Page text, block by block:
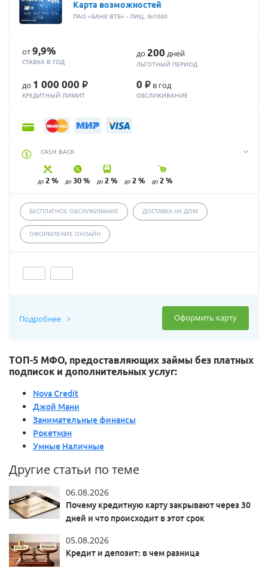
Карта возможностей
ПАО «БАНК ВТБ» - ЛИЦ. №1000
от9,9%
СТАВКА В ГОД
до 200 дней
ЛЬГОТНЫЙ ПЕРИОД
до 1 000 000 Р
КРЕДИТНЫЙ ЛИМИТ
0 Р в год
ОБСЛУЖИВАНИЕ
CASH BACK
до 2 % до 30 % до 2 % до 2 % до 2 %
БЕСПЛАТНОЕ ОБСЛУЖИВАНИЕ ДОСТАВКА НА ДОМ
ОФОРМЛЕНИЕ ОНЛАЙН
Оформить карту
Подробнее
ТОП-5 МФО, предоставляющих займы без платных
подписок и дополнительных услуг:
Nova Credit
Джой Мани
Занимательные финансы
Рокетмэн
Умные Наличные
Другие статьи по теме
06.08.2026
Почему кредитную карту закрывают через 30
дней и что происходит в этот срок
05.08.2026
Кредит и депозит: в чем разница